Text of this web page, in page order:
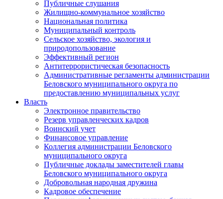
Публичные слушания
Жилищно-коммунальное хозяйство
Национальная политика
Муниципальный контроль
Сельское хозяйство, экология и
природопользование
Эффективный регион
Антитеррористическая безопасность
Административные регламенты администрации
Беловского муниципального округа по
предоставлению муниципальных услуг
Власть
Электронное правительство
Резерв управленческих кадров
Воинский учет
Финансовое управление
Коллегия администрации Беловского
муниципального округа
Публичные доклады заместителей главы
Беловского муниципального округа
Добровольная народная дружина
Кадровое обеспечение